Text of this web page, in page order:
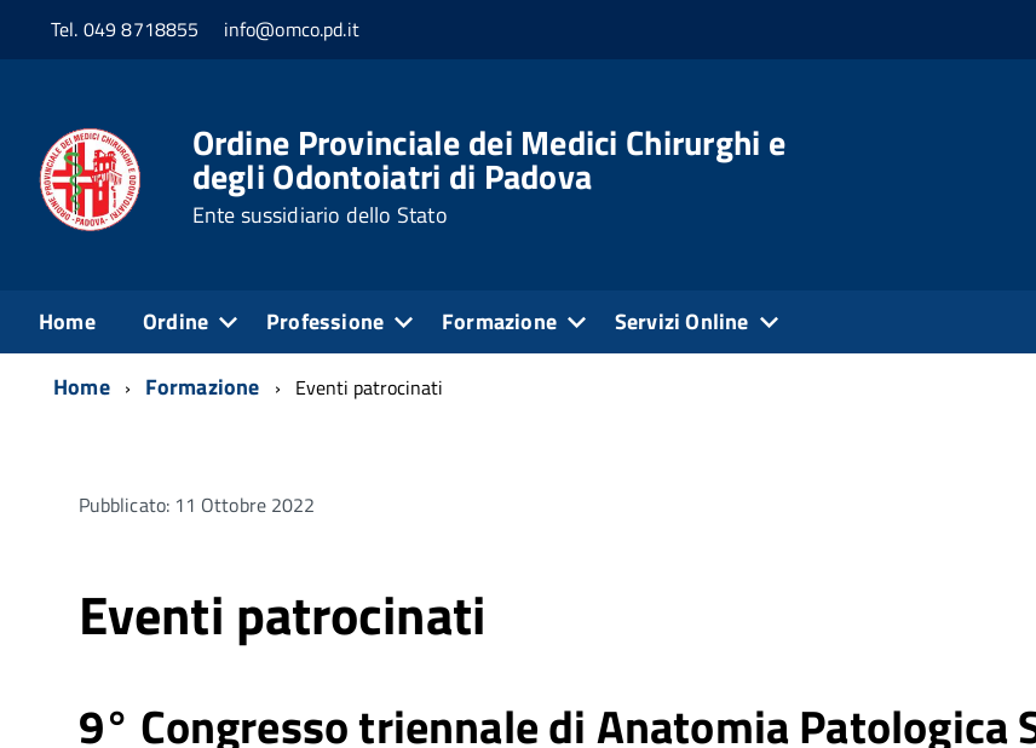
Tel. 049 8718855 info@omco.pd.it
Ordine Provinciale dei Medici Chirurghi e
degli Odontoiatri di Padova
Ente sussidiario dello Stato
Home Ordine Professione Formazione Servizi Online
Home Formazione Eventi patrocinati
Pubblicato: 11 Ottobre 2022
Eventi patrocinati
9° Congresso triennale di Anatomia Patologica